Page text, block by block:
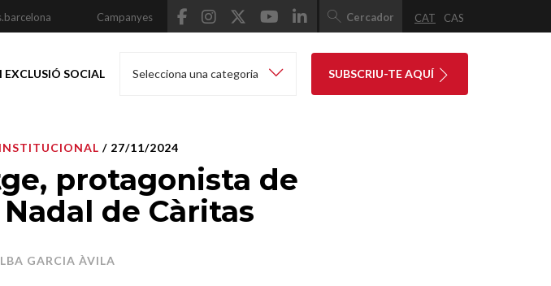
Campanyes Cercador CAT CAS
EXCLUSIÓ SOCIAL Selecciona una categoria SUBSCRIU-TE AQUÍ
INSTITUCIONAL / 27/11/2024
protagonista de
de Càritas
GARCIA ÀVILA